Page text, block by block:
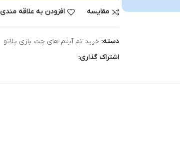
مقایسه افزودن به علاقه مندی
دسته: خرید تم آیتم های چت بازی پلاتو
اشتراک گذاری: